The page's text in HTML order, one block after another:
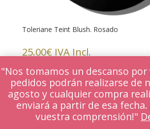
"Nos tomamos un descanso por
pedidos podrán realizarse de
agosto y cualquier compra
enviará a partir de esa fecha.
vuestra comprensión!"
Toleriane Teint Blush. Rosado
25.00€ IVA Incl.